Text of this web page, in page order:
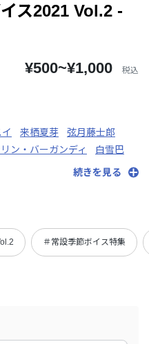
ス2021 Vol.2 -
¥500~¥1,000 税込
来栖夏芽
弦月藤士郎
ン・バーガンディ
白雪巴
続きを見る
＃常設季節ボイス特集